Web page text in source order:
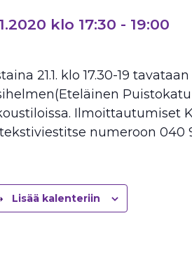
klo 17:30 - 19:00
21.1. klo 17.30-19
Ilmoittautumiset
numeroon 040
Lisää kalenteriin